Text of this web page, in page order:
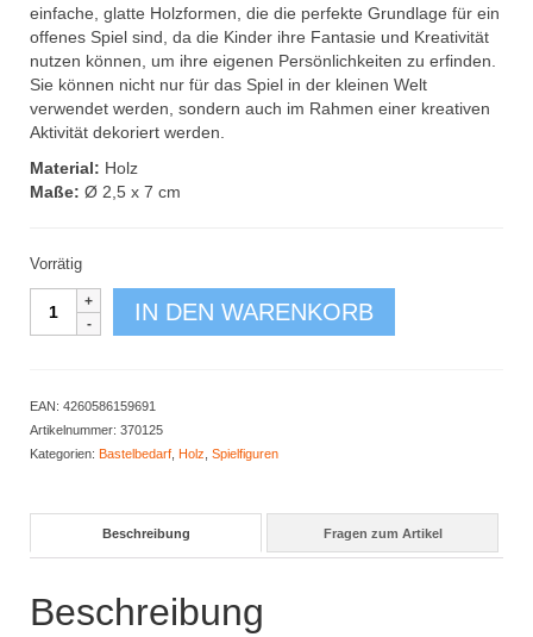
einfache, glatte Holzformen, die die perfekte Grundlage für ein
offenes Spiel sind, da die Kinder ihre Fantasie und Kreativität
nutzen können, um ihre eigenen Persönlichkeiten zu erfinden.
Sie können nicht nur für das Spiel in der kleinen Welt
verwendet werden, sondern auch im Rahmen einer kreativen
Aktivität dekoriert werden.
Material: Holz
Maße: Ø 2,5 x 7 cm
Vorrätig
Menschen
aus
IN DEN WARENKORB
EAN: 4260586159691
Artikelnummer: 370125
Kategorien: Bastelbedarf Holz Spielfiguren
Beschreibung Fragen zum Artikel
Beschreibung